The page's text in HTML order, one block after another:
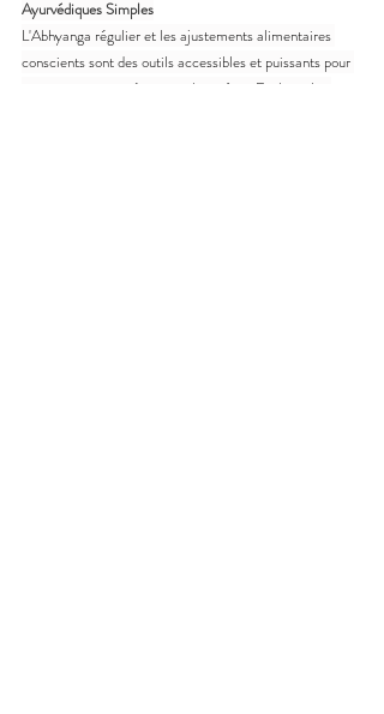
Ayurvédiques Simples
L'Abhyanga régulier et les ajustements alimentaires
conscients sont des outils accessibles et puissants pour
soutenir votre santé et votre bien-être. Explorez les